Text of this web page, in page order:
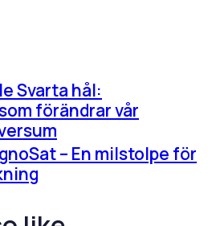
Svarta hål:
förändrar vår
– En milstolpe för